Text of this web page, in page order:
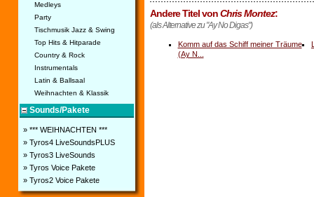
Medleys
Party
Tischmusik Jazz & Swing
Top Hits & Hitparade
Country & Rock
Instrumentals
Latin & Ballsaal
Weihnachten & Klassik
Sounds/Pakete
» *** WEIHNACHTEN ***
» Tyros4 LiveSoundsPLUS
» Tyros3 LiveSounds
» Tyros Voice Pakete
» Tyros2 Voice Pakete
Andere Titel vonChris Montez:
(als Alternative zu "Ay No Digas")
Komm auf das Schiff meiner Träume
(Ay N...